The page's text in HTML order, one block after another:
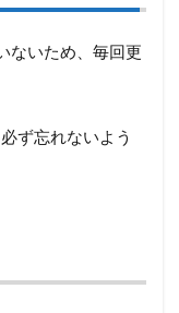
ないため、毎回更
ず忘れないよう